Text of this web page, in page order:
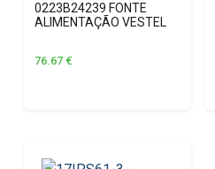
0223B24239 FONTE
ALIMENTAÇÃO VESTEL
76.67 €